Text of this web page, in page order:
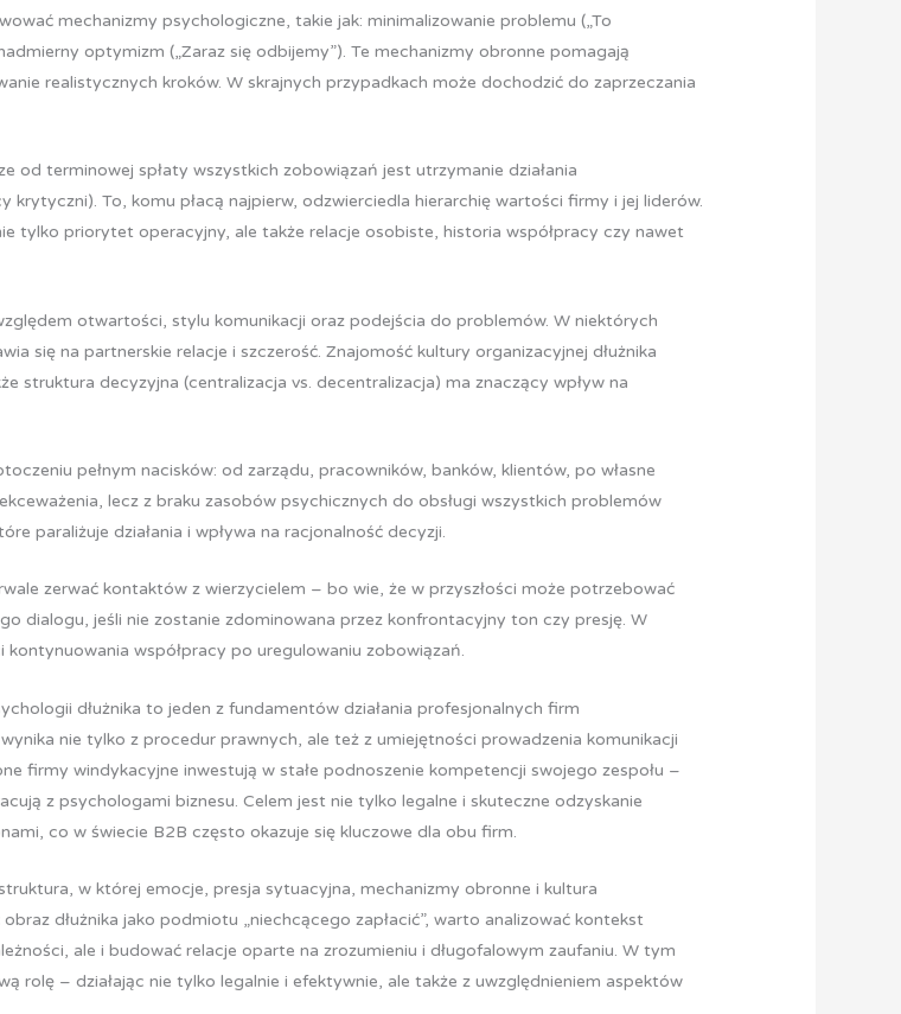
mechanizmy psychologiczne, takie jak: minimalizowanie problemu („To
optymizm („Zaraz się odbijemy”). Te mechanizmy obronne pomagają
realistycznych kroków. W skrajnych przypadkach może dochodzić do zaprzeczania
od terminowej spłaty wszystkich zobowiązań jest utrzymanie działania
To, komu płacą najpierw, odzwierciedla hierarchię wartości firmy i jej liderów.
tylko priorytet operacyjny, ale także relacje osobiste, historia współpracy czy nawet
otwartości, stylu komunikacji oraz podejścia do problemów. W niektórych
się na partnerskie relacje i szczerość. Znajomość kultury organizacyjnej dłużnika
struktura decyzyjna (centralizacja vs. decentralizacja) ma znaczący wpływ na
pełnym nacisków: od zarządu, pracowników, banków, klientów, po własne
lecz z braku zasobów psychicznych do obsługi wszystkich problemów
paraliżuje działania i wpływa na racjonalność decyzji.
zerwać kontaktów z wierzycielem – bo wie, że w przyszłości może potrzebować
dialogu, jeśli nie zostanie zdominowana przez konfrontacyjny ton czy presję. W
współpracy po uregulowaniu zobowiązań.
dłużnika to jeden z fundamentów działania profesjonalnych firm
nie tylko z procedur prawnych, ale też z umiejętności prowadzenia komunikacji
firmy windykacyjne inwestują w stałe podnoszenie kompetencji swojego zespołu –
z psychologami biznesu. Celem jest nie tylko legalne i skuteczne odzyskanie
co w świecie B2B często okazuje się kluczowe dla obu firm.
w której emocje, presja sytuacyjna, mechanizmy obronne i kultura
dłużnika jako podmiotu „niechcącego zapłacić”, warto analizować kontekst
ale i budować relacje oparte na zrozumieniu i długofalowym zaufaniu. W tym
rolę – działając nie tylko legalnie i efektywnie, ale także z uwzględnieniem aspektów